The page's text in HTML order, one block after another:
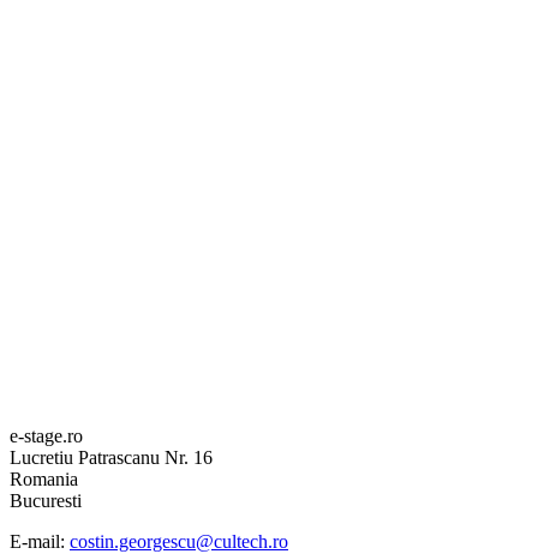
e-stage.ro
Lucretiu Patrascanu Nr. 16
Romania
Bucuresti
E-mail: costin.georgescu@cultech.ro